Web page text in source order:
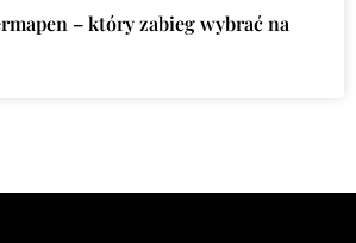
– który zabieg wybrać na